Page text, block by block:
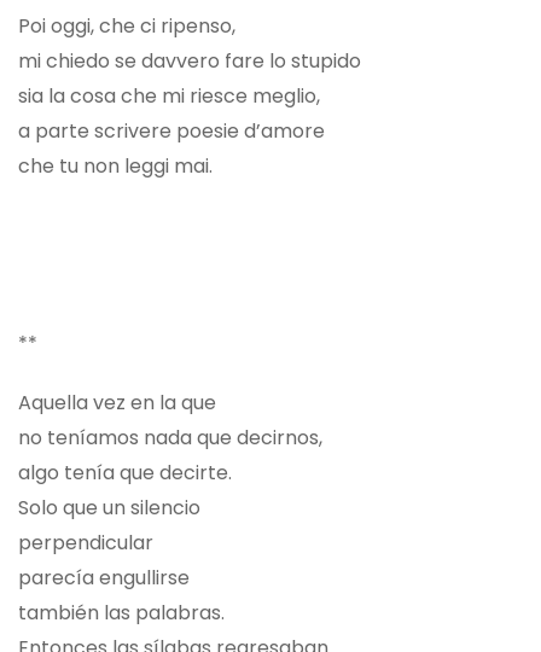
Poi oggi, che ci ripenso,
mi chiedo se davvero fare lo stupido
sia la cosa che mi riesce meglio,
a parte scrivere poesie d’amore
che tu non leggi mai.
**
Aquella vez en la que
no teníamos nada que decirnos,
algo tenía que decirte.
Solo que un silencio
perpendicular
parecía engullirse
también las palabras.